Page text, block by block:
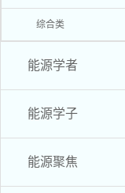
综合类
能源学者
能源学子
能源聚焦